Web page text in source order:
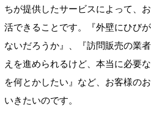
ちが提供したサービスによって、
活できることです。『外壁にひび
ないだろうか』、『訪問販売の業
えを進められるけど、本当に必要
を何とかしたい』など、お客様の
いきたいのです。